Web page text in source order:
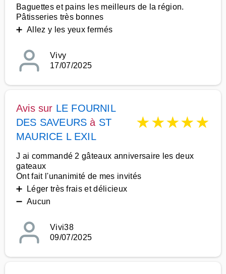
Baguettes et pains les meilleurs de la région.
Pâtisseries très bonnes
➕ Allez y les yeux fermés
Vivy
17/07/2025
Avis sur LE FOURNIL
DES SAVEURS à ST
MAURICE L EXIL
★★★★★
J ai commandé 2 gâteaux anniversaire les deux
gateaux
Ont fait l'unanimité de mes invités
➕ Léger très frais et délicieux
➖ Aucun
Vivi38
09/07/2025